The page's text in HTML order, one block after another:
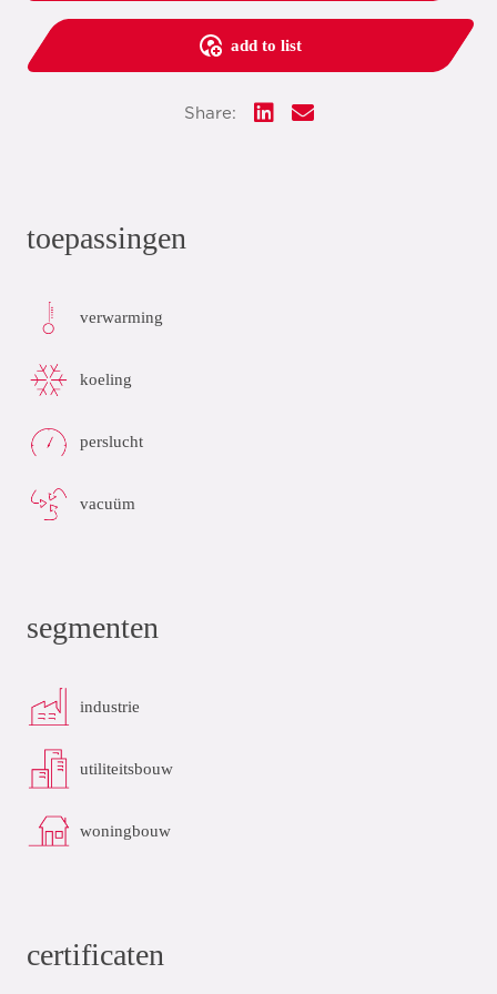
add to list
Share:
toepassingen
verwarming
koeling
perslucht
vacuüm
segmenten
industrie
utiliteitsbouw
woningbouw
certificaten